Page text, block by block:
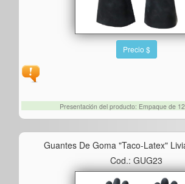
Precio $
Presentación del producto: Empaque de
Guantes De Goma "taco-Latex"
Cod.: GUG23